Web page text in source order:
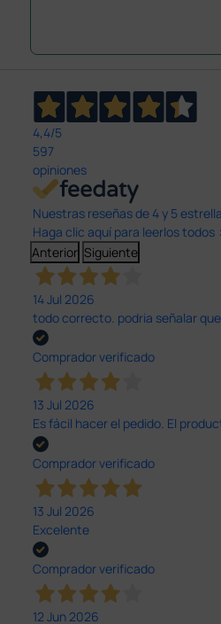
4,4/5
597
opiniones
Nuestras reseñas de 4 y 5
Haga clic aquí para leerlos todos
Anterior Siguiente
14 Jul 2026
todo correcto. podria señalar
Comprador verificado
13 Jul 2026
Es fácil hacer el pedido. El
Comprador verificado
13 Jul 2026
Excelente
Comprador verificado
12 Jun 2026